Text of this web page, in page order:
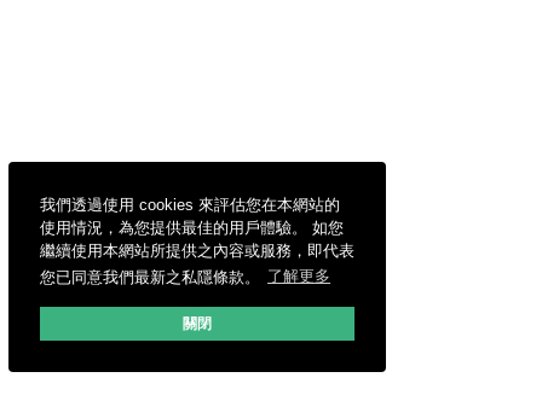
我們透過使用 cookies 來評估您在本網站的
使用情況，為您提供最佳的用戶體驗。 如您
繼續使用本網站所提供之內容或服務，即代表
您已同意我們最新之私隱條款。
了解更多
關閉